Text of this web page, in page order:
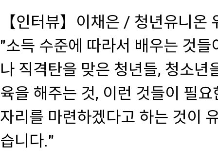
【인터뷰】이채은 / 청년유니온
"소득 수준에 따라서 배우는 것
나 직격탄을 맞은 청년들, 청소년
육을 해주는 것, 이런 것들이 필
자리를 마련하겠다고 하는 것이
습니다."